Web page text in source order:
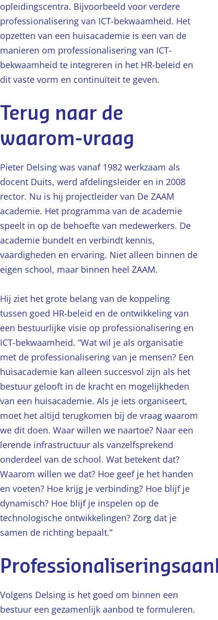
opleidingscentra. Bijvoorbeeld voor verdere
professionalisering van ICT-bekwaamheid. Het
opzetten van een huisacademie is een van de
manieren om professionalisering van ICT-
bekwaamheid te integreren in het HR-beleid en
dit vaste vorm en continuïteit te geven.
Terug naar de
waarom-vraag
Pieter Delsing was vanaf 1982 werkzaam als
docent Duits, werd afdelingsleider en in 2008
rector. Nu is hij projectleider van De ZAAM
academie. Het programma van de academie
speelt in op de behoefte van medewerkers. De
academie bundelt en verbindt kennis,
vaardigheden en ervaring. Niet alleen binnen de
eigen school, maar binnen heel ZAAM.
Hij ziet het grote belang van de koppeling
tussen goed HR-beleid en de ontwikkeling van
een bestuurlijke visie op professionalisering en
ICT-bekwaamheid. “Wat wil je als organisatie
met de professionalisering van je mensen? Een
huisacademie kan alleen succesvol zijn als het
bestuur gelooft in de kracht en mogelijkheden
van een huisacademie. Als je iets organiseert,
moet het altijd terugkomen bij de vraag waarom
we dit doen. Waar willen we naartoe? Naar een
lerende infrastructuur als vanzelfsprekend
onderdeel van de school. Wat betekent dat?
Waarom willen we dat? Hoe geef je het handen
en voeten? Hoe krijg je verbinding? Hoe blijf je
dynamisch? Hoe blijf je inspelen op de
technologische ontwikkelingen? Zorg dat je
samen de richting bepaalt.”
Volgens Delsing is het goed om binnen een
bestuur een gezamenlijk aanbod te formuleren.